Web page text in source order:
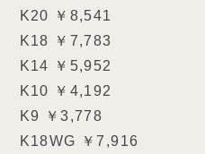
K20 ￥8,541
K18 ￥7,783
K14 ￥5,952
K10 ￥4,192
K9 ￥3,778
K18WG ￥7,916